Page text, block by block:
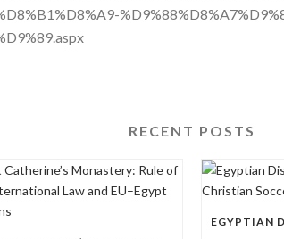
RECENT POSTS